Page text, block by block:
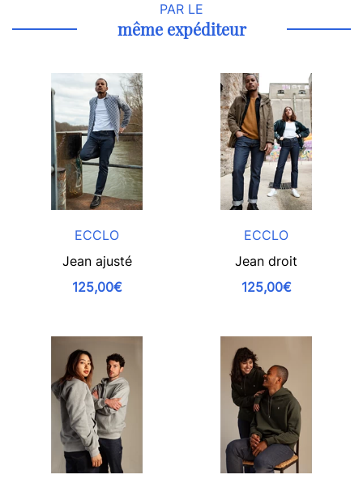
PAR LE
même expéditeur
ECCLO
Jean ajusté
125,00€
ECCLO
Jean droit
125,00€